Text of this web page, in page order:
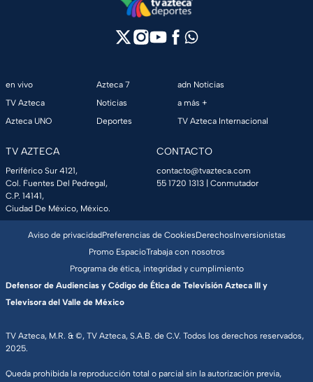
en vivo
TV Azteca
Azteca UNO
Azteca 7
Noticias
Deportes
adn Noticias
a más +
TV Azteca Internacional
TV AZTECA
Periférico Sur 4121,
Col. Fuentes Del Pedregal,
C.P. 14141,
Ciudad De México, México.
CONTACTO
contacto@tvazteca.com
55 1720 1313 | Conmutador
TV Azteca, M.R. & ©, TV Azteca, S.A.B. de C.V. Todos los derechos reservados,
2025.
Queda prohibida la reproducción total o parcial sin la autorización previa,
Aviso de privacidadPreferencias de CookiesDerechosInversionistas
Promo EspacioTrabaja con nosotros
Programa de ética, integridad y cumplimiento
Defensor de Audiencias y Código de Ética de Televisión Azteca III y
Televisora del Valle de México